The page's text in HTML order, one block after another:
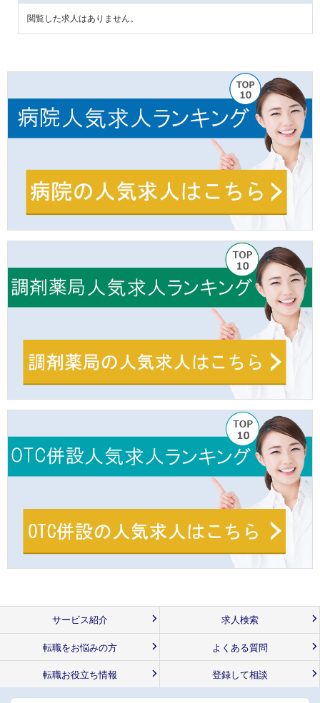
閲覧した求人はありません。
サービス紹介 求人検索
転職をお悩みの方 よくある質問
転職お役立ち情報 登録して相談